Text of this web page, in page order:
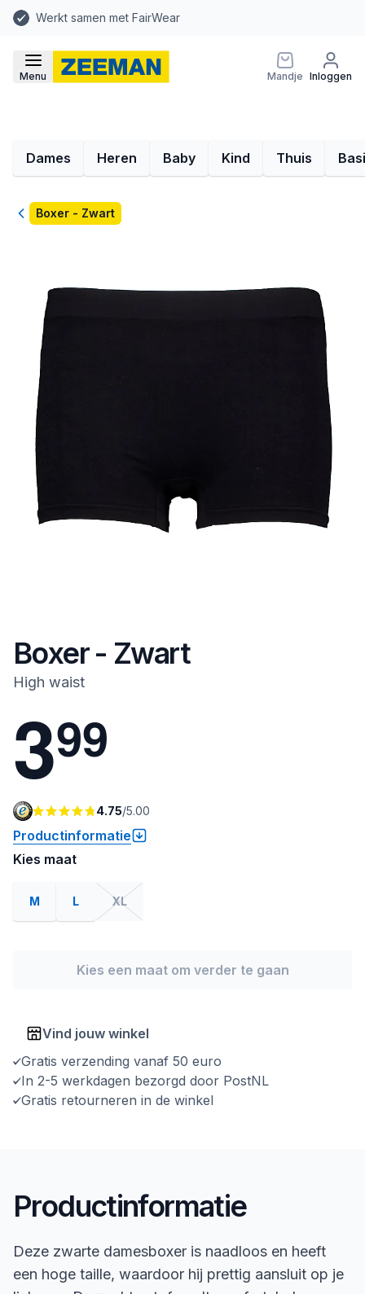
Werkt samen met FairWear
Menu Mandje Inloggen
Dames Heren Baby Kind Thuis
TerugBoxer - Zwart
Boxer - Zwart
High waist
399
4.75/5.00
Productinformatie
Kies maat
M L XL
Kies een maat om verder te gaan
Vind jouw winkel
Gratis verzending vanaf 50 euro
In 2-5 werkdagen bezorgd door PostNL
Gratis retourneren in de winkel
Productinformatie
Deze zwarte damesboxer is naadloos en heeft
een hoge taille, waardoor hij prettig aansluit op je